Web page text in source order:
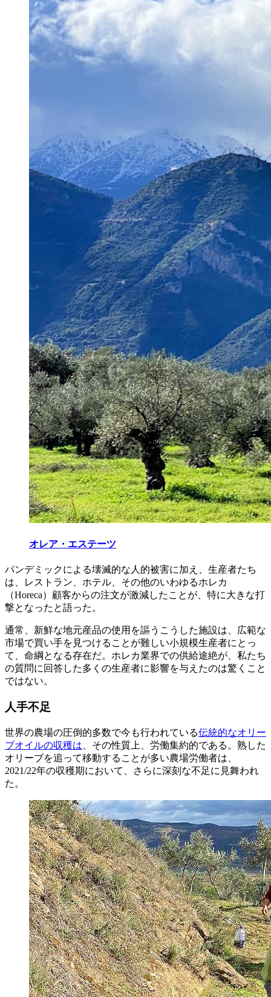
オレア・エステーツ
パンデミックによる壊滅的な人的被害に加え、生産者たち
は、レストラン、ホテル、その他のいわゆるホレカ
（Horeca）顧客からの注文が激減したことが、特に大きな打
撃となったと語った。
通常、新鮮な地元産品の使用を謳うこうした施設は、広範な
市場で買い手を見つけることが難しい小規模生産者にとっ
て、命綱となる存在だ。ホレカ業界での供給途絶が、私たち
の質問に回答した多くの生産者に影響を与えたのは驚くこと
ではない。
人手不足
世界の農場の圧倒的多数で今も行われている伝統的なオリー
ブオイルの収穫は 、その性質上、労働集約的である。熟した
オリーブを追って移動することが多い農場労働者は、
2021/22年の収穫期において、さらに深刻な不足に見舞われ
た。